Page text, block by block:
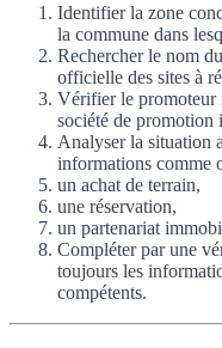
Identifier la zone
la commune dans
Rechercher le nom
officielle des sites à
Vérifier le promoteur
société de promotion
Analyser la situation
informations comme
un achat de terrain,
une réservation,
un partenariat
Compléter par une
toujours les
compétents.